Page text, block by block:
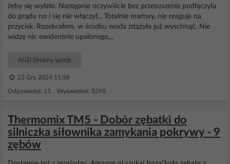
żeby się wylało. Następnie oczywiście bez przesuszenia podłączyła
do prądu no i się nie włączył... Totalnie martwy, nie reaguje na
przycisk. Rozebrałem, w środku woda zdążyła już wyschnąć. Nie
widzę nic ewidentnie upalonego,...
AGD Drobny sprzęt
23 Gru 2024 11:38
Odpowiedzi: 13 Wyświetleń: 5298
Thermomix TM5 - Dobór zębatki do
silniczka siłownika zamykania pokrywy - 9
zębów